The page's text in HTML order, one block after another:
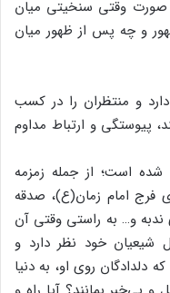
صورت وقتی سنخیتی میان
و چه پس از ظهور میان
دارد و منتظران را در کسب
پیوستگی و ارتباط مداوم
است؛ از جمله زمزمه
فرج امام زمان(ع)، صدقه
و… به راستی وقتی آن
شیعیان خود نظر دارد و
دلدادگان روی او، به دنیا